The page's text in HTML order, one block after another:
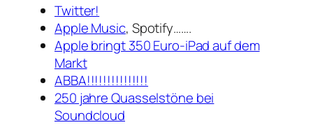
Twitter!
Apple Music, Spotify…….
Apple bringt 350 Euro-iPad auf dem
Markt
ABBA!!!!!!!!!!!!!!!
250 jahre Quasselstöne bei
Soundcloud